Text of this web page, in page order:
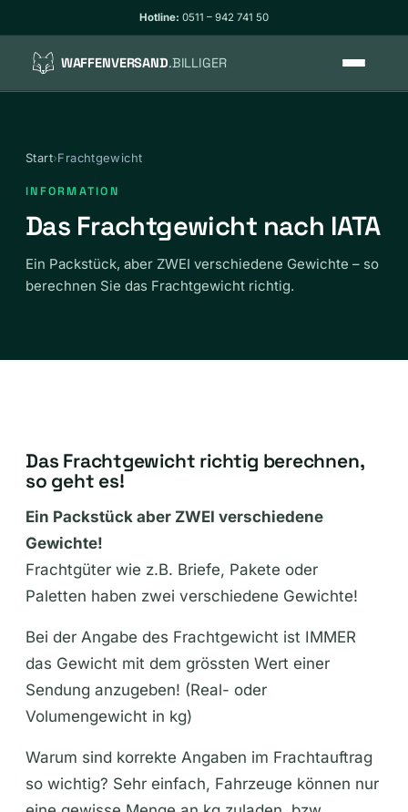
Hotline: 0511 – 942 741 50
WAFFENVERSAND.BILLIGER
Tarife
WaffG-konform
Verpackung
Start›Frachtgewicht
INFORMATION
Das Frachtgewicht nach IATA
Ein Packstück, aber ZWEI verschiedene Gewichte – so
berechnen Sie das Frachtgewicht richtig.
Das Frachtgewicht richtig berechnen,
so geht es!
Ein Packstück aber ZWEI verschiedene
Gewichte!
Frachtgüter wie z.B. Briefe, Pakete oder
Paletten haben zwei verschiedene Gewichte!
Bei der Angabe des Frachtgewicht ist IMMER
das Gewicht mit dem grössten Wert einer
Sendung anzugeben! (Real- oder
Volumengewicht in kg)
Warum sind korrekte Angaben im Frachtauftrag
so wichtig? Sehr einfach, Fahrzeuge können nur